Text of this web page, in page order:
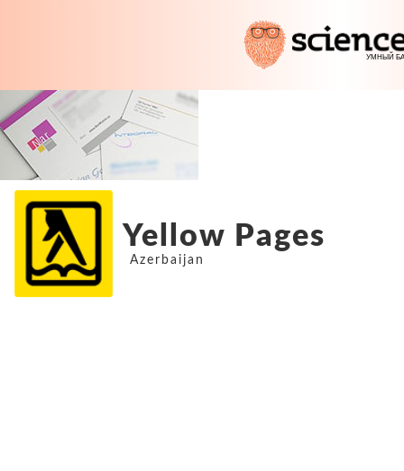
Yellow Pages
Azerbaijan